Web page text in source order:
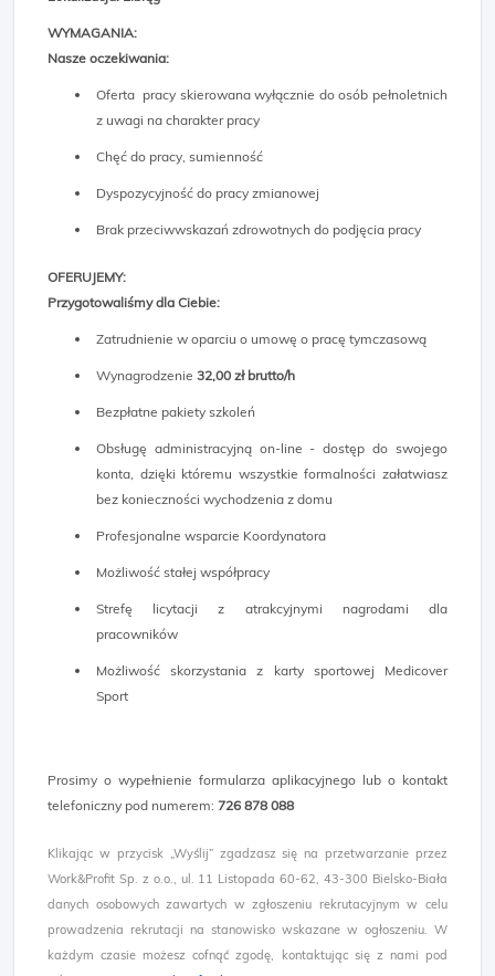
WYMAGANIA:
Nasze oczekiwania:
Oferta pracy skierowana wyłącznie do osób pełnoletnich
z uwagi na charakter pracy
Chęć do pracy, sumienność
Dyspozycyjność do pracy zmianowej
Brak przeciwwskazań zdrowotnych do podjęcia pracy
OFERUJEMY:
Przygotowaliśmy dla Ciebie:
Zatrudnienie w oparciu o umowę o pracę tymczasową
Wynagrodzenie 32,00 zł brutto/h
Bezpłatne pakiety szkoleń
Obsługę administracyjną on-line - dostęp do swojego
konta, dzięki któremu wszystkie formalności załatwiasz
bez konieczności wychodzenia z domu
Profesjonalne wsparcie Koordynatora
Możliwość stałej współpracy
Strefę licytacji z atrakcyjnymi nagrodami dla
pracowników
Możliwość skorzystania z karty sportowej Medicover
Sport
Prosimy o wypełnienie formularza aplikacyjnego lub o kontakt
telefoniczny pod numerem: 726 878 088
Klikając w przycisk „Wyślij” zgadzasz się na przetwarzanie przez
Work&Profit Sp. z o.o., ul. 11 Listopada 60-62, 43-300 Bielsko-Biała
danych osobowych zawartych w zgłoszeniu rekrutacyjnym w celu
prowadzenia rekrutacji na stanowisko wskazane w ogłoszeniu. W
każdym czasie możesz cofnąć zgodę, kontaktując się z nami pod